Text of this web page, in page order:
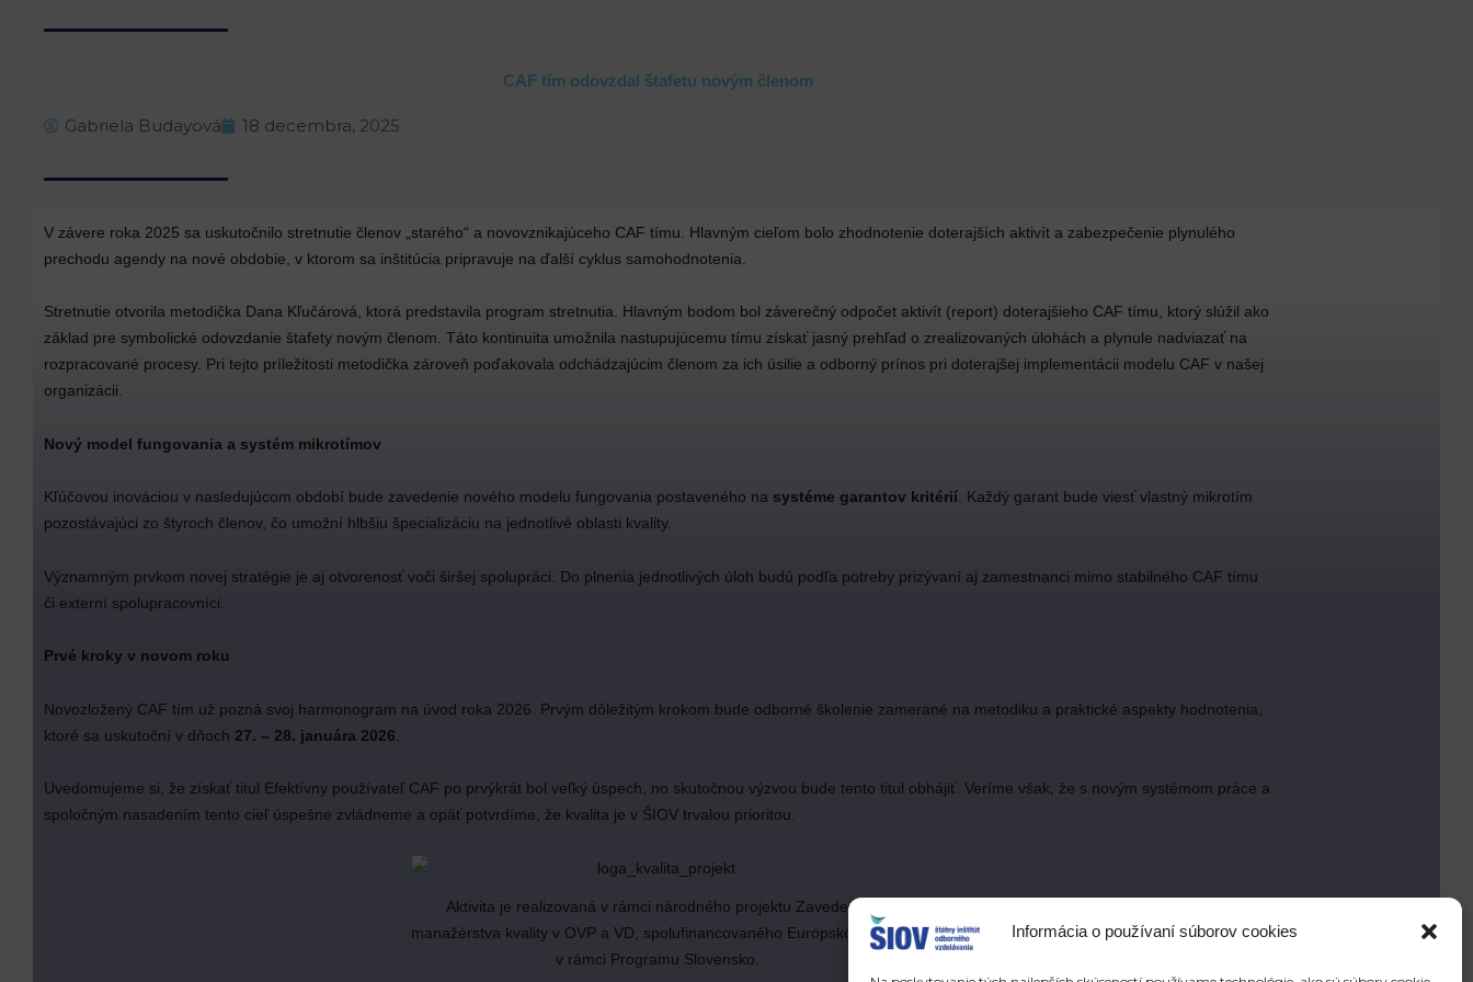
Informácia o používaní súborov cookies
CAF tím odovzdal štafetu novým členom
Gabriela Budayová 18 decembra, 2025
V závere roka 2025 sa uskutočnilo stretnutie členov „starého“ a novovznikajúceho CAF tímu. Hlavným cieľom bolo zhodnotenie doterajších aktivít a zabezpečenie plynulého
prechodu agendy na nové obdobie, v ktorom sa inštitúcia pripravuje na ďalší cyklus samohodnotenia.
Stretnutie otvorila metodička Dana Kľučárová, ktorá predstavila program stretnutia. Hlavným bodom bol záverečný odpočet aktivít (report) doterajšieho CAF tímu, ktorý slúžil ako
základ pre symbolické odovzdanie štafety novým členom. Táto kontinuita umožnila nastupujúcemu tímu získať jasný prehľad o zrealizovaných úlohách a plynule nadviazať na
rozpracované procesy. Pri tejto príležitosti metodička zároveň poďakovala odchádzajúcim členom za ich úsilie a odborný prínos pri doterajšej implementácii modelu CAF v našej
organizácii.
Nový model fungovania a systém mikrotímov
Kľúčovou inováciou v nasledujúcom období bude zavedenie nového modelu fungovania postaveného na systéme garantov kritérií. Každý garant bude viesť vlastný mikrotím
pozostávajúci zo štyroch členov, čo umožní hlbšiu špecializáciu na jednotlivé oblasti kvality.
Významným prvkom novej stratégie je aj otvorenosť voči širšej spolupráci. Do plnenia jednotlivých úloh budú podľa potreby prizývaní aj zamestnanci mimo stabilného CAF tímu
či externí spolupracovníci.
Prvé kroky v novom roku
Novozložený CAF tím už pozná svoj harmonogram na úvod roka 2026. Prvým dôležitým krokom bude odborné školenie zamerané na metodiku a praktické aspekty hodnotenia,
ktoré sa uskutoční v dňoch 27. – 28. januára 2026
Uvedomujeme si, že získať titul Efektívny používateľ CAF po prvýkrát bol veľký úspech, no skutočnou výzvou bude tento titul obhájiť. Veríme však, že s novým systémom práce a
spoločným nasadením tento cieľ úspešne zvládneme a opäť potvrdíme, že kvalita je v ŠIOV trvalou prioritou.
Aktivita je realizovaná v rámci národného projektu Zavedenie
manažérstva kvality v OVP a VD, spolufinancovaného Európskou úniou
v rámci Programu Slovensko.